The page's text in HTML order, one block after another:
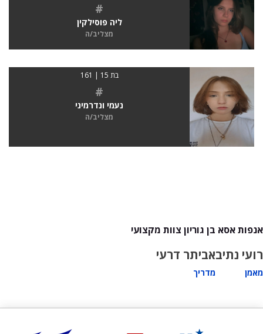
#
ליה פוסילקין
מצליב/ה
בת 15 | 161
#
נעמי ונדרמיני
מצליב/ה
אנפות אסא בן גוריון צוות מקצועי
רועי נתיב
מאמן
אביתר דרעי
מדריך